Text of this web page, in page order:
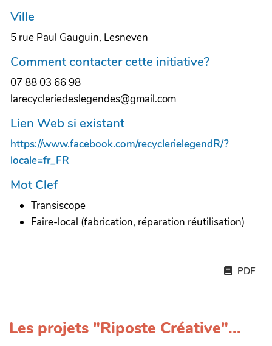
Ville
5 rue Paul Gauguin, Lesneven
Comment contacter cette initiative?
07 88 03 66 98
larecycleriedeslegendes@gmail.com
Lien Web si existant
https://www.facebook.com/recyclerielegendR/?
locale=fr_FR
Mot Clef
Transiscope
Faire-local (fabrication, réparation réutilisation)
PDF